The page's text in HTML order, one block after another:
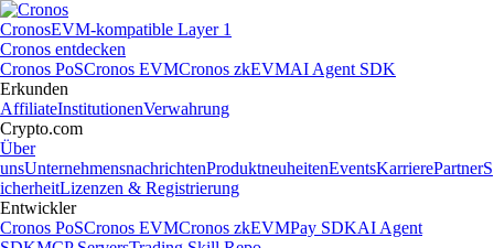
CronosEVM-kompatible Layer 1
Cronos entdecken
Cronos PoSCronos EVMCronos zkEVMAI Agent SDK
Erkunden
AffiliateInstitutionenVerwahrung
Crypto.com
Über
unsUnternehmensnachrichtenProduktneuheitenEventsKarrierePartnerS
icherheitLizenzen & Registrierung
Entwickler
Cronos PoSCronos EVMCronos zkEVMPay SDKAI Agent